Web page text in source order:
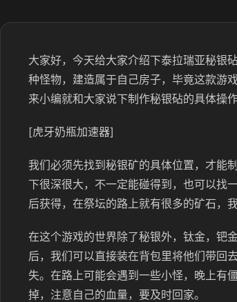
大家好，今天给大家介绍下泰拉瑞亚秘银
种怪物，建造属于自己房子，毕竟这款游
来小编就和大家说下制作秘银砧的具体操作
[虎牙奶瓶加速器]
我们必须先找到秘银矿的具体位置，才能
下很深很大，不一定能碰得到，也可以找
后获得，在祭坛的路上就有很多的矿石，
在这个游戏的世界除了秘银外，钛金，钯
后，我们可以直接装在背包里将他们带回
失。在路上可能会遇到一些小怪，晚上有
掉，注意自己的血量，要及时回家。